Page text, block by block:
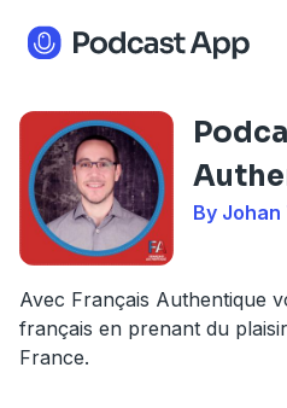
By
Avec Français Authentique
français en prenant du
France.